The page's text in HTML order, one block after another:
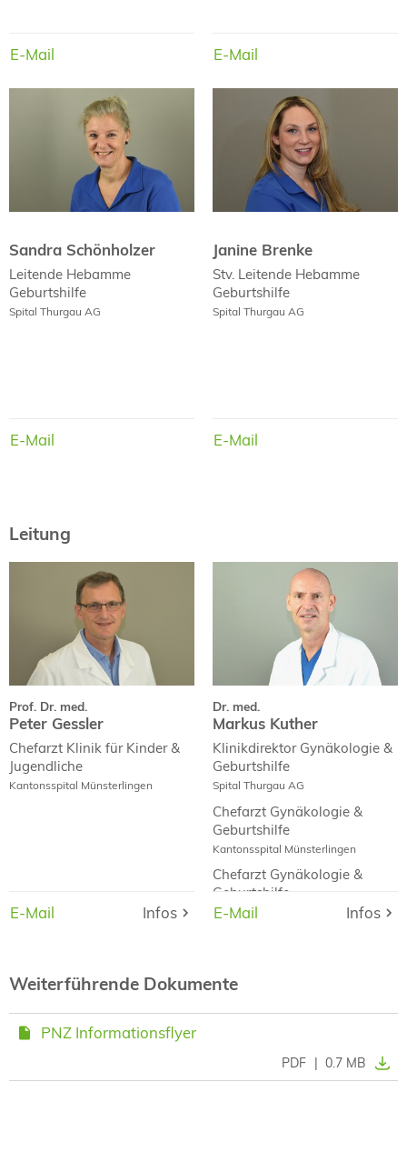
E-Mail E-Mail
Sandra Schönholzer
Leitende Hebamme
Geburtshilfe
Spital Thurgau AG
E-Mail
Sandra Schönholzer
Janine Brenke
Stv. Leitende Hebamme
Geburtshilfe
Spital Thurgau AG
E-Mail
Janine Brenke
Leitung
Prof. Dr. med.
Peter Gessler
Chefarzt Klinik für Kinder &
Jugendliche
Kantonsspital Münsterlingen
E-Mail Infos
Prof. Dr. med.
Peter Gessler
Curriculum Vitae
E-Mail Infos
Dr. med.
Markus Kuther
Klinikdirektor Gynäkologie &
Geburtshilfe
Spital Thurgau AG
Chefarzt Gynäkologie &
Geburtshilfe
Kantonsspital Münsterlingen
Chefarzt Gynäkologie &
Geburtshilfe
Kantonsspital Frauenfeld
E-Mail Infos
Markus Kuther
Curriculum Vitae
E-Mail Infos
Weiterführende Dokumente
PNZ Informationsflyer
PDF | 0.7 MB